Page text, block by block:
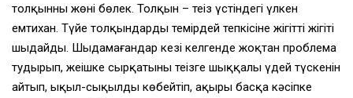
толқынның жөні бөлек. Толқын – теңіз үстіндегі үлкен
емтихан. Түйе толқындардың темірдей тепкісіне жігіттің жігіті
шыдайды. Шыдамағандар кезі келгенде жоқтан проблема
тудырып, жеңішке сырқатының теңізге шыққалы үдей түскенін
айтып, ыңқыл-сыңқылды көбейтіп, ақыры басқа кәсіпке